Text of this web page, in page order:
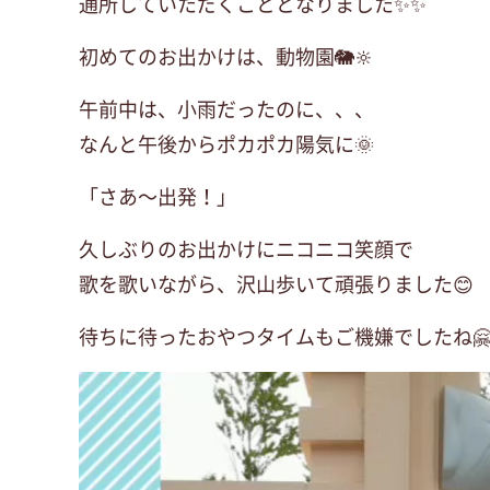
初めてのお出かけは、動物園🐘🔆
午前中は、小雨だったのに、、、
なんと午後からポカポカ陽気に🌞
「さあ～出発！」
久しぶりのお出かけにニコニコ笑顔で
歌を歌いながら、沢山歩いて頑張りました😊
待ちに待ったおやつタイムもご機嫌でしたね